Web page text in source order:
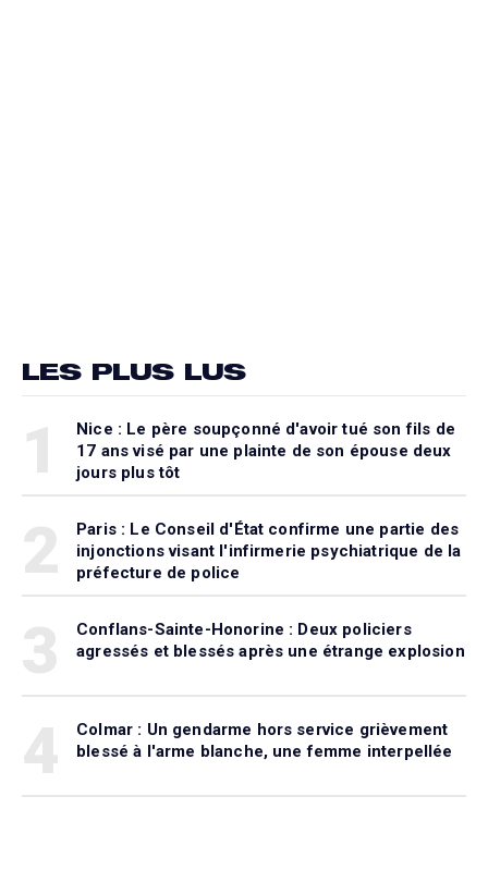
LES PLUS LUS
Nice : Le père soupçonné d'avoir tué son fils de
17 ans visé par une plainte de son épouse deux
jours plus tôt
Paris : Le Conseil d'État confirme une partie des
injonctions visant l'infirmerie psychiatrique de la
préfecture de police
Conflans-Sainte-Honorine : Deux policiers
agressés et blessés après une étrange explosion
Colmar : Un gendarme hors service grièvement
blessé à l'arme blanche, une femme interpellée